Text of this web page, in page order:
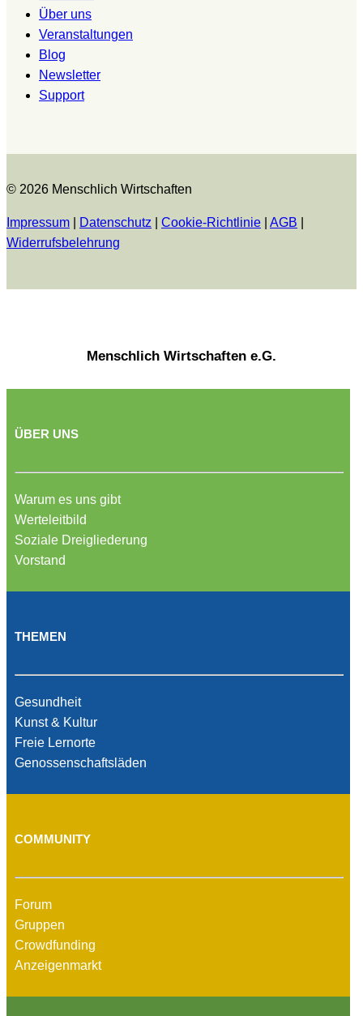
Über uns
Veranstaltungen
Blog
Newsletter
Support
© 2026 Menschlich Wirtschaften
Impressum Datenschutz Cookie-Richtlinie AGB
Widerrufsbelehrung
Menschlich Wirtschaften e.G.
ÜBER UNS
Warum es uns gibt
Werteleitbild
Soziale Dreigliederung
Vorstand
THEMEN
Gesundheit
Kunst & Kultur
Freie Lernorte
Genossenschaftsläden
COMMUNITY
Forum
Gruppen
Crowdfunding
Anzeigenmarkt